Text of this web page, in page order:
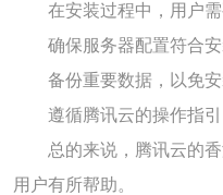
在安装过程中，用户
确保服务器配置符合安
备份重要数据，以免
遵循腾讯云的操作指引
总的来说，腾讯云的
用户有所帮助。